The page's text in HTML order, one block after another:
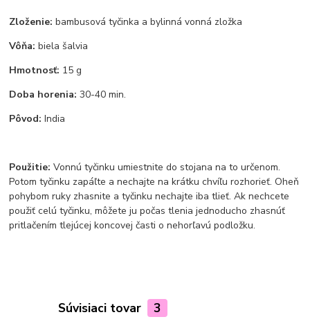
Zloženie: bambusová tyčinka a bylinná vonná zložka
Vôňa: biela šalvia
Hmotnosť: 15 g
Doba horenia: 30-40 min.
Pôvod: India
Použitie: Vonnú tyčinku umiestnite do stojana na to určenom.
Potom tyčinku zapáľte a nechajte na krátku chvíľu rozhorieť. Oheň
pohybom ruky zhasnite a tyčinku nechajte iba tlieť. Ak nechcete
použiť celú tyčinku, môžete ju počas tlenia jednoducho zhasnúť
pritlačením tlejúcej koncovej časti o nehorľavú podložku.
Súvisiaci tovar 3